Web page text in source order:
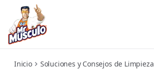
tub-shower-sink
Inicio Soluciones y Consejos de Limpieza